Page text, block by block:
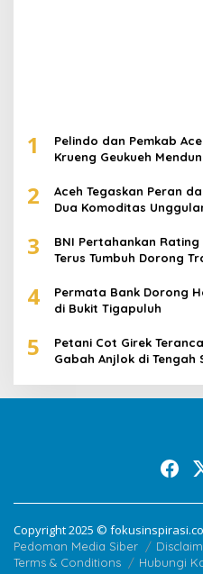
1
Pelindo dan Pemkab
Krueng Geukueh
2
Aceh Tegaskan Peran
Dua Komoditas
3
BNI Pertahankan Rating
Terus Tumbuh Dorong
4
Permata Bank Dorong
di Bukit Tigapuluh
5
Petani Cot Girek
Gabah Anjlok di Tengah
Copyright 2025 ©
Pedoman Media Siber
Terms & Conditions
Hubungi